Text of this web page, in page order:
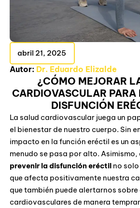
abril 21, 2025
Autor: Dr. Eduardo Elizalde
¿CÓMO MEJORAR
CARDIOVASCULAR PARA
DISFUNCIÓN
La salud cardiovascular juega un
el bienestar de nuestro cuerpo. Sin
impacto en la función eréctil es un
menudo se pasa por alto. Asimismo,
prevenir la disfunción eréctil no
que afecta positivamente nuestra
que también puede alertarnos
cardiovasculares de manera